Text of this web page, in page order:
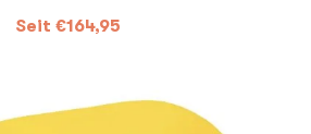
Seit €164,95